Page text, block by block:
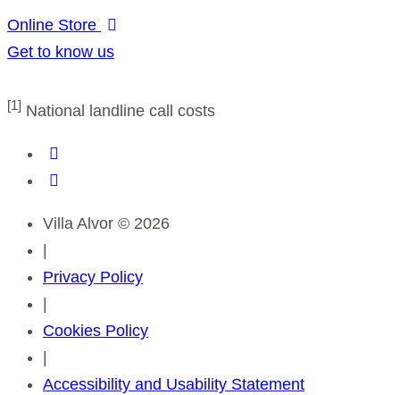
Online Store
Get to know us
[1] National landline call costs
Villa Alvor © 2026
Privacy Policy
Cookies Policy
Accessibility and Usability Statement